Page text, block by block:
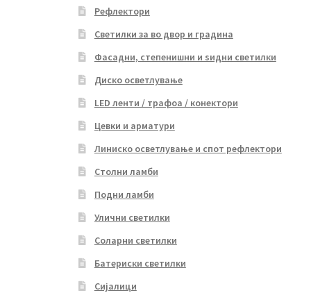
Рефлектори
Светилки за во двор и градина
Фасадни, степенишни и ѕидни светилки
Диско осветлување
LED ленти / трафоа / конектори
Цевки и арматури
Линиско осветлување и спот рефлектори
Столни ламби
Подни ламби
Улични светилки
Соларни светилки
Батериски светилки
Сијалици